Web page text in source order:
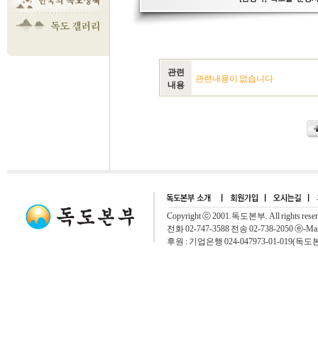
관련
내용
관련내용이 없습니다
Copyright ⓒ 2001.독도본부. All rights
전화 02-747-3588 전송 02-738-2050 ⓔ-
후원 : 기업은행 024-047973-01-019(독도